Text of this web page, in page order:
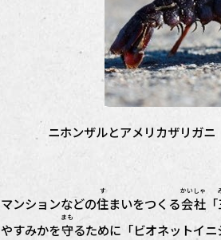
ニホンザルとアメリカザリガニ
マンションなどの住
す
まいをつくる会社
かいしゃ
「
やすみかを守
まも
るために「ビオネットイ